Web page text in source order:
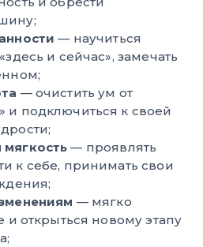
— научиться
и сейчас», замечать
— очистить ум от
и подключиться к своей
— проявлять
к себе, принимать свои
— мягко
и открыться новому этапу